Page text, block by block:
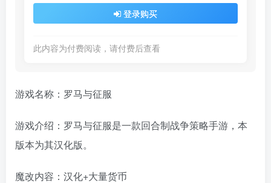
登录购买
此内容为付费阅读，请付费后查看
游戏名称：罗马与征服
游戏介绍：罗马与征服是一款回合制战争策略手游，本
版本为其汉化版。
魔改内容：汉化+大量货币